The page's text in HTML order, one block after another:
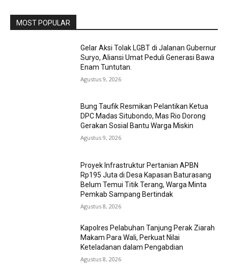
MOST POPULAR
Gelar Aksi Tolak LGBT di Jalanan Gubernur
Suryo, Aliansi Umat Peduli Generasi Bawa
Enam Tuntutan.
Agustus 9, 2026
Bung Taufik Resmikan Pelantikan Ketua
DPC Madas Situbondo, Mas Rio Dorong
Gerakan Sosial Bantu Warga Miskin
Agustus 9, 2026
Proyek Infrastruktur Pertanian APBN
Rp195 Juta di Desa Kapasan Baturasang
Belum Temui Titik Terang, Warga Minta
Pemkab Sampang Bertindak
Agustus 8, 2026
Kapolres Pelabuhan Tanjung Perak Ziarah
Makam Para Wali, Perkuat Nilai
Keteladanan dalam Pengabdian
Agustus 8, 2026